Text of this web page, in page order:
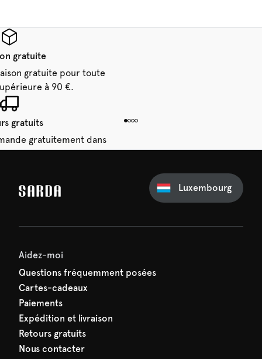
gratuite
gratuite pour toute
à 90 €.
gratuits
gratuitement dans
jours.
commande
Luxembourg
Aidez-moi
Questions fréquemment posées
Cartes-cadeaux
Paiements
Expédition et livraison
Retours gratuits
Nous contacter